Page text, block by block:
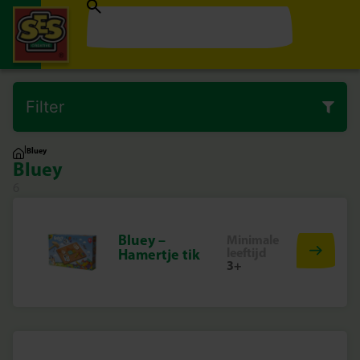
Filter
|Bluey
Bluey
Bluey –
Hamertje tik
3+